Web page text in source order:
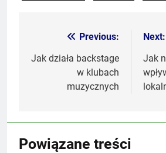
Nawigacja
wpisu
Previous:
Jak działa backstage
w klubach
muzycznych
Next:
Jak
Powiązane treści